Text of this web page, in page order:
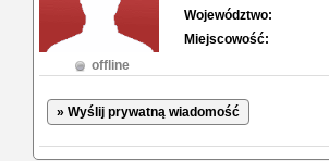
offline
Województwo:
Miejscowość:
» Wyślij prywatną wiadomość